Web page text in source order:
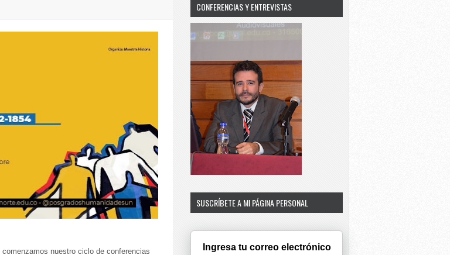
nuestro ciclo de conferencias
CONFERENCIAS Y ENTREVISTAS
SUSCRÍBETE A MI PÁGINA PERSONAL
Ingresa tu correo electrónico